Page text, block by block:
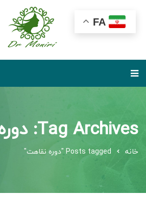
Tag Archives: دوره نقاهت
خانه Posts tagged "دوره نقاهت"
FA